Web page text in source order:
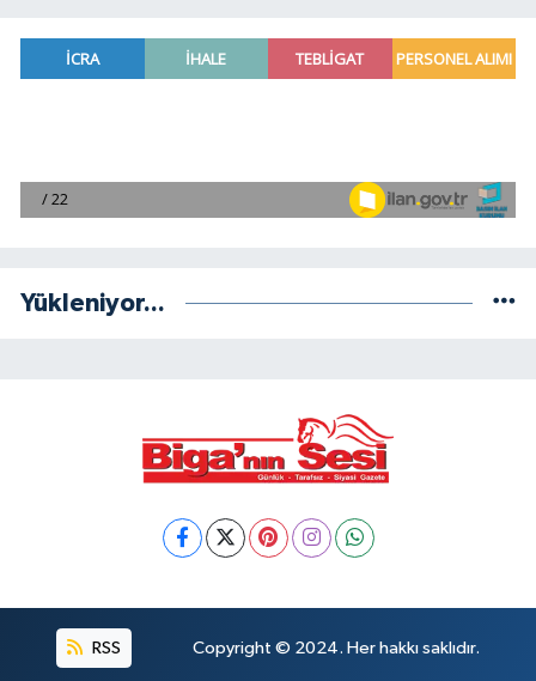
Yükleniyor...
RSS Copyright © 2024. Her hakkı saklıdır.